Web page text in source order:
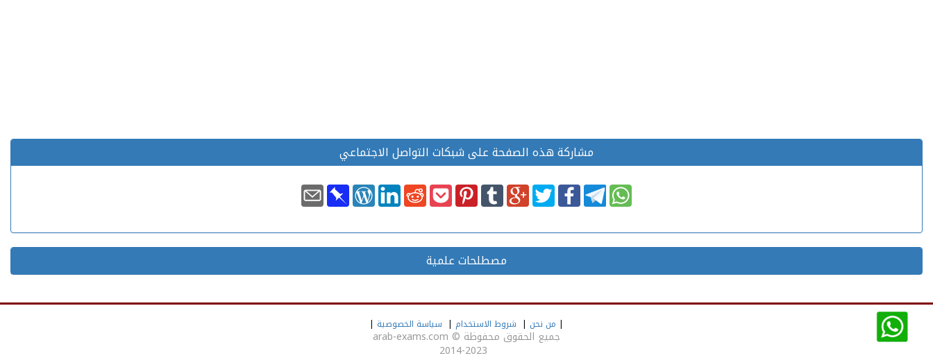
مشاركة هذه الصفحة على شبكات التواصل الاجتماعي
مصطلحات علمية
| من نحن | شروط الاستخدام | سياسة الخصوصية |
جميع الحقوق محفوظة ©
arab-exams.com
2014-2023